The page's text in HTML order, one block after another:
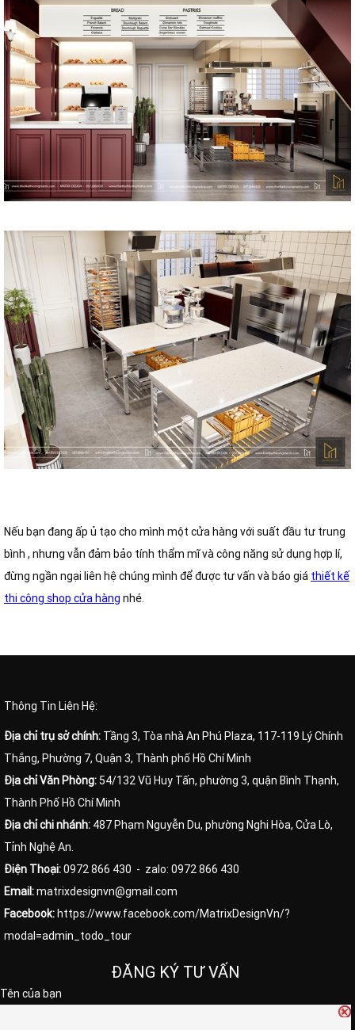
Nếu bạn đang ấp ủ tạo cho mình một cửa hàng với suất đầu tư trung
bình , nhưng vẫn đảm bảo tính thẩm mĩ và công năng sử dụng hợp lí,
đừng ngần ngại liên hệ chúng mình để được tư vấn và báo giá thiết kế
thi công shop cửa hàng nhé.
Thông Tin Liên Hệ:
Địa chỉ trụ sở chính: Tầng 3, Tòa nhà An Phú Plaza, 117-119 Lý Chính
Thắng, Phường 7, Quận 3, Thành phố Hồ Chí Minh
Địa chỉ Văn Phòng: 54/132 Vũ Huy Tấn, phường 3, quận Bình Thạnh,
Thành Phố Hồ Chí Minh
Địa chỉ chi nhánh: 487 Phạm Nguyễn Du, phường Nghi Hòa, Cửa Lò,
Tỉnh Nghệ An.
Điện Thoại:0972 866 430 - zalo: 0972 866 430
Email:matrixdesignvn@gmail.com
Facebook: https://www.facebook.com/MatrixDesignVn/?
modal=admin_todo_tour
ĐĂNG KÝ TƯ VẤN
Tên của bạn